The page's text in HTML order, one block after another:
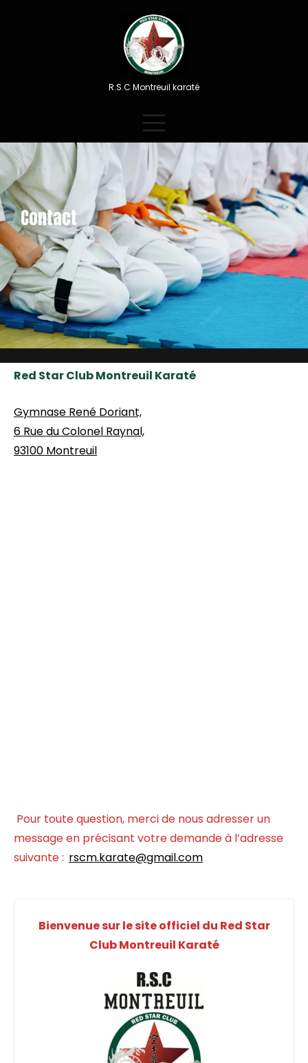
R.S.C Montreuil karaté
Contact
Red Star Club Montreuil Karaté
Gymnase René Doriant,
6 Rue du Colonel Raynal,
93100 Montreuil
Pour toute question, merci de nous adresser un
message en précisant votre demande à l’adresse
suivante : rscm.karate@gmail.com
Bienvenue sur le site officiel du Red Star
Club Montreuil Karaté